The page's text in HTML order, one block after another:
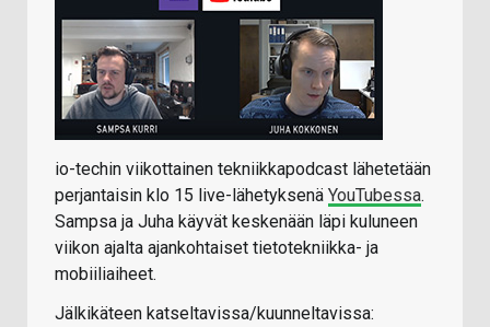
io-techin viikottainen tekniikkapodcast lähetetään
perjantaisin klo 15 live-lähetyksenä YouTubessa.
Sampsa ja Juha käyvät keskenään läpi kuluneen
viikon ajalta ajankohtaiset tietotekniikka- ja
mobiiliaiheet.
Jälkikäteen katseltavissa/kuunneltavissa: